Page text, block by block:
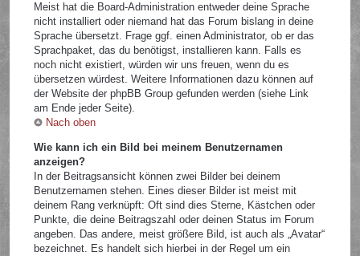
Meist hat die Board-Administration entweder deine Sprache
nicht installiert oder niemand hat das Forum bislang in deine
Sprache übersetzt. Frage ggf. einen Administrator, ob er das
Sprachpaket, das du benötigst, installieren kann. Falls es
noch nicht existiert, würden wir uns freuen, wenn du es
übersetzen würdest. Weitere Informationen dazu können auf
der Website der phpBB Group gefunden werden (siehe Link
am Ende jeder Seite).
Nach oben
Wie kann ich ein Bild bei meinem Benutzernamen
anzeigen?
In der Beitragsansicht können zwei Bilder bei deinem
Benutzernamen stehen. Eines dieser Bilder ist meist mit
deinem Rang verknüpft: Oft sind dies Sterne, Kästchen oder
Punkte, die deine Beitragszahl oder deinen Status im Forum
angeben. Das andere, meist größere Bild, ist auch als „Avatar“
bezeichnet. Es handelt sich hierbei in der Regel um ein